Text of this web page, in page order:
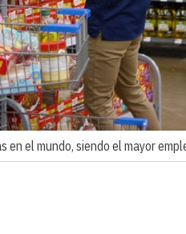
en el mundo, siendo el mayor